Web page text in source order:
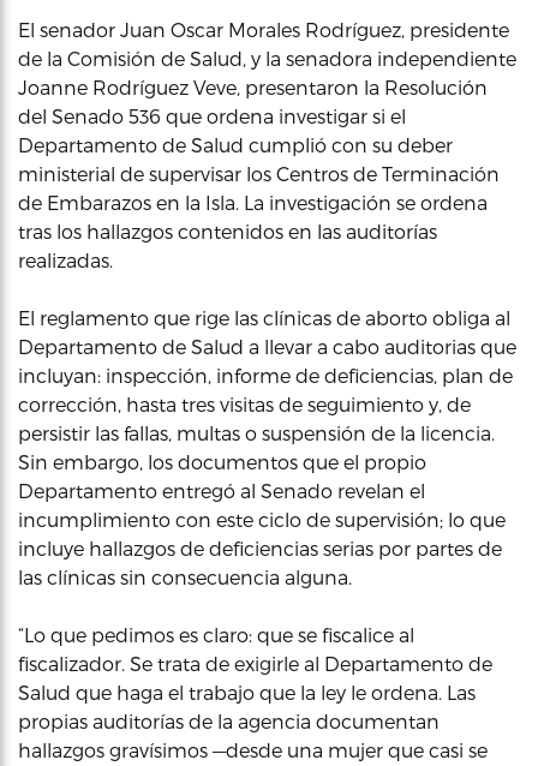
El senador Juan Oscar Morales Rodríguez, presidente
de la Comisión de Salud, y la senadora independiente
Joanne Rodríguez Veve, presentaron la Resolución
del Senado 536 que ordena investigar si el
Departamento de Salud cumplió con su deber
ministerial de supervisar los Centros de Terminación
de Embarazos en la Isla. La investigación se ordena
tras los hallazgos contenidos en las auditorías
realizadas.
El reglamento que rige las clínicas de aborto obliga al
Departamento de Salud a llevar a cabo auditorias que
incluyan: inspección, informe de deficiencias, plan de
corrección, hasta tres visitas de seguimiento y, de
persistir las fallas, multas o suspensión de la licencia.
Sin embargo, los documentos que el propio
Departamento entregó al Senado revelan el
incumplimiento con este ciclo de supervisión; lo que
incluye hallazgos de deficiencias serias por partes de
las clínicas sin consecuencia alguna.
“Lo que pedimos es claro: que se fiscalice al
fiscalizador. Se trata de exigirle al Departamento de
Salud que haga el trabajo que la ley le ordena. Las
propias auditorías de la agencia documentan
hallazgos gravísimos —desde una mujer que casi se